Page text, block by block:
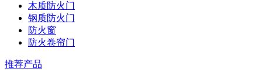
木质防火门
钢质防火门
防火窗
防火卷帘门
推荐产品